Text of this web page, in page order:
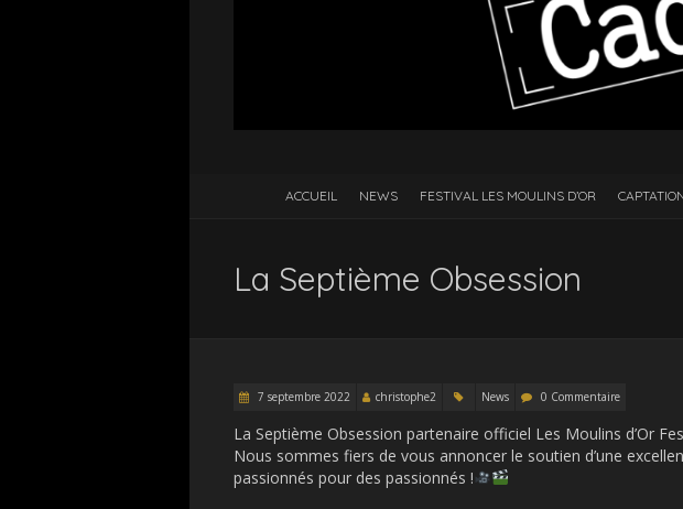
ACCUEIL NEWS FESTIVAL LES MOULINS D’OR
La Septième Obsession
7 septembre 2022 christophe2 News 0 Commentaire
La Septième Obsession partenaire officiel Les Moulins d’Or
Nous sommes fiers de vous annoncer le soutien d’une
passionnés pour des passionnés !